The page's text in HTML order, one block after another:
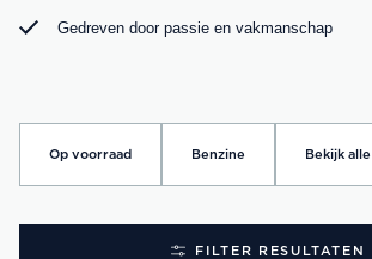
Gedreven door passie en vakmanschap
Op voorraad Benzine Bekijk
FILTER RESULTATEN